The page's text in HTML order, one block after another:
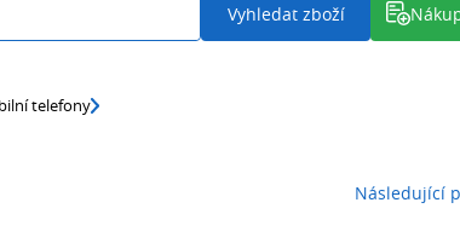
Vyhledat zboží
telefony
Následující